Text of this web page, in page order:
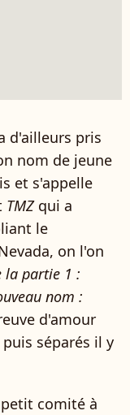
d'ailleurs pris
nom de jeune
et s'appelle
TMZqui a
le
on l'on
la partie 1 :
nom :
d'amour
séparés il y
comité à